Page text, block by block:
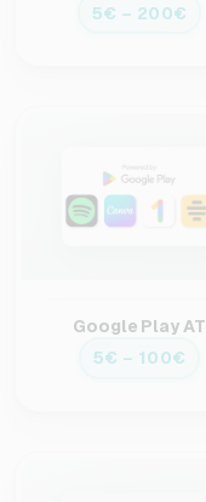
5€ – 200€
Google Play AT
5€ – 100€